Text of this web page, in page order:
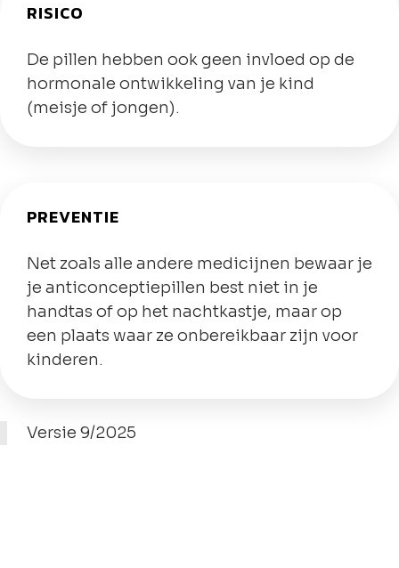
RISICO
De pillen hebben ook geen invloed op de
hormonale ontwikkeling van je kind
(meisje of jongen).
PREVENTIE
Net zoals alle andere medicijnen bewaar je
je anticonceptiepillen best niet in je
handtas of op het nachtkastje, maar op
een plaats waar ze onbereikbaar zijn voor
kinderen.
Versie 9/2025